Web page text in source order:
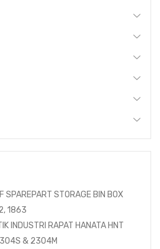
SPAREPART STORAGE BIN BOX
1863
INDUSTRI RAPAT HANATA HNT
& 2304M